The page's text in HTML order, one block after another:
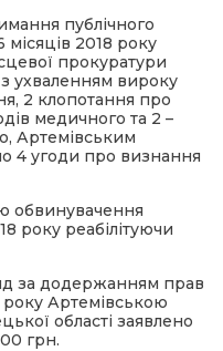
публічного
місяців 2018 року
прокуратури
ухваленням вироку
2 клопотання про
медичного та 2 –
Артемівським
4 угоди про визнання
обвинувачення
року реабілітуючи
за додержанням прав
року Артемівською
області заявлено
грн.